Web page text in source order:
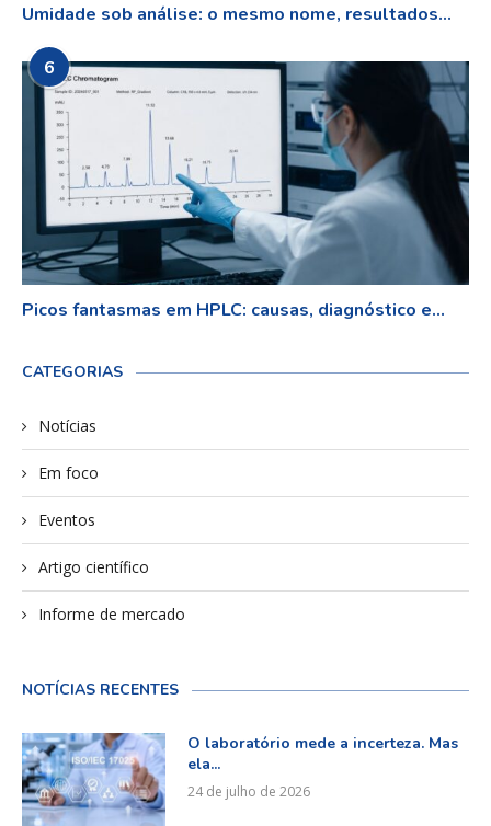
Umidade sob análise: o mesmo nome, resultados...
6
Picos fantasmas em HPLC: causas, diagnóstico e...
CATEGORIAS
Notícias
Em foco
Eventos
Artigo científico
Informe de mercado
NOTÍCIAS RECENTES
O laboratório mede a incerteza. Mas
ela...
24 de julho de 2026